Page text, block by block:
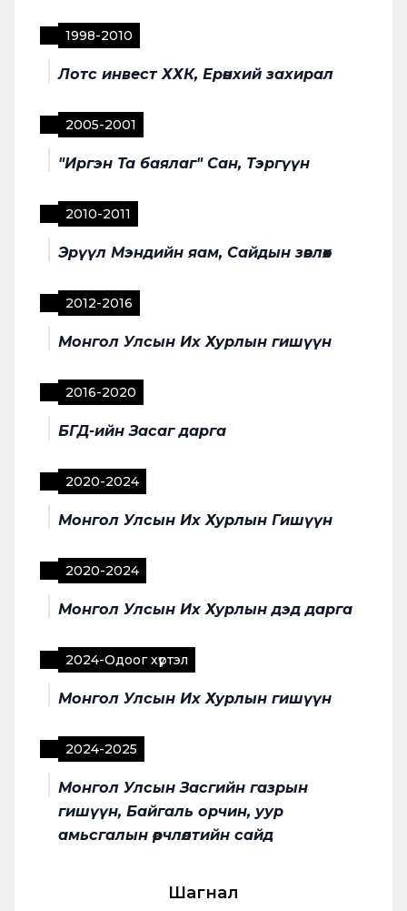
1998-2010
Лотс инвест ХХК, Ерөнхий захирал
2005-2001
"Иргэн Та баялаг" Сан, Тэргүүн
2010-2011
Эрүүл Мэндийн яам, Сайдын зөвлөх
2012-2016
Монгол Улсын Их Хурлын гишүүн
2016-2020
БГД-ийн Засаг дарга
2020-2024
Монгол Улсын Их Хурлын Гишүүн
2020-2024
Монгол Улсын Их Хурлын дэд дарга
2024-Одоог хүртэл
Монгол Улсын Их Хурлын гишүүн
2024-2025
Монгол Улсын Засгийн газрын
гишүүн, Байгаль орчин, уур
амьсгалын өөрчлөлтийн сайд
Шагнал